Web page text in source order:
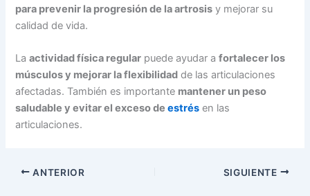
para prevenir la progresión de la artrosis y mejorar su
calidad de vida.
Laactividad física regular puede ayudar afortalecer los
músculos y mejorar la flexibilidad de las articulaciones
afectadas. También es importante mantener un peso
saludable y evitar el exceso deestrés en las
articulaciones.
ANTERIOR SIGUIENTE